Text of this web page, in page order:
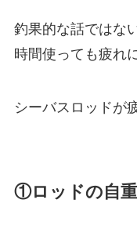
釣果的な話ではな
時間使っても疲れ
シーバスロッドが
①ロッドの自